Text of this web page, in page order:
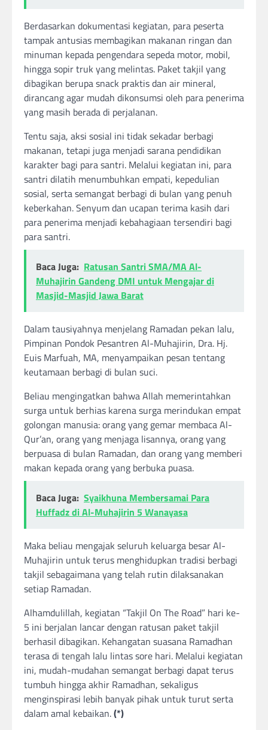
Berdasarkan dokumentasi kegiatan, para peserta
tampak antusias membagikan makanan ringan dan
minuman kepada pengendara sepeda motor, mobil,
hingga sopir truk yang melintas. Paket takjil yang
dibagikan berupa snack praktis dan air mineral,
dirancang agar mudah dikonsumsi oleh para penerima
yang masih berada di perjalanan.
Tentu saja, aksi sosial ini tidak sekadar berbagi
makanan, tetapi juga menjadi sarana pendidikan
karakter bagi para santri. Melalui kegiatan ini, para
santri dilatih menumbuhkan empati, kepedulian
sosial, serta semangat berbagi di bulan yang penuh
keberkahan. Senyum dan ucapan terima kasih dari
para penerima menjadi kebahagiaan tersendiri bagi
para santri.
Baca Juga: Ratusan Santri SMA/MA Al-
Muhajirin Gandeng DMI untuk Mengajar di
Masjid-Masjid Jawa Barat
Dalam tausiyahnya menjelang Ramadan pekan lalu,
Pimpinan Pondok Pesantren Al-Muhajirin, Dra. Hj.
Euis Marfuah, MA, menyampaikan pesan tentang
keutamaan berbagi di bulan suci.
Beliau mengingatkan bahwa Allah memerintahkan
surga untuk berhias karena surga merindukan empat
golongan manusia: orang yang gemar membaca Al-
Qur’an, orang yang menjaga lisannya, orang yang
berpuasa di bulan Ramadan, dan orang yang memberi
makan kepada orang yang berbuka puasa.
Baca Juga: Syaikhuna Membersamai Para
Huffadz di Al-Muhajirin 5 Wanayasa
Maka beliau mengajak seluruh keluarga besar Al-
Muhajirin untuk terus menghidupkan tradisi berbagi
takjil sebagaimana yang telah rutin dilaksanakan
setiap Ramadan.
Alhamdulillah, kegiatan “Takjil On The Road” hari ke-
5 ini berjalan lancar dengan ratusan paket takjil
berhasil dibagikan. Kehangatan suasana Ramadhan
terasa di tengah lalu lintas sore hari. Melalui kegiatan
ini, mudah-mudahan semangat berbagi dapat terus
tumbuh hingga akhir Ramadhan, sekaligus
menginspirasi lebih banyak pihak untuk turut serta
dalam amal kebaikan.(*)